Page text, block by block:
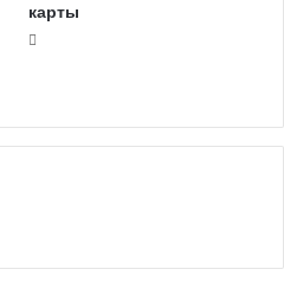
карты